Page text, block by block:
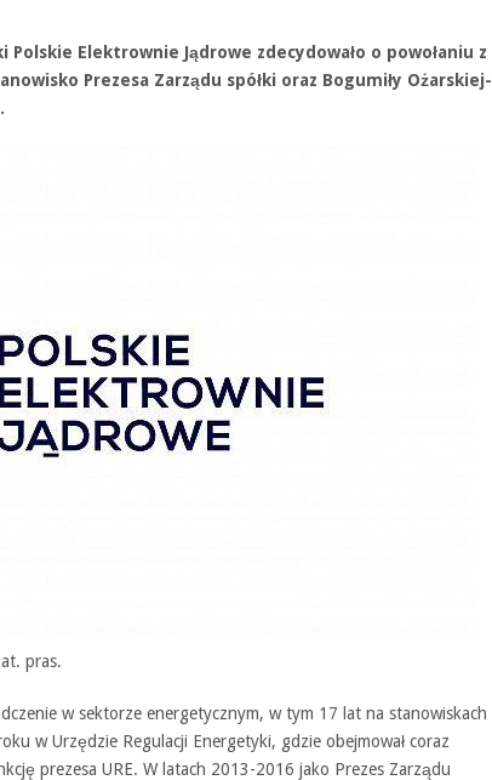
Elektrownie Jądrowe zdecydowało o powołaniu z
Prezesa Zarządu spółki oraz Bogumiły Ożarskiej-
pras.
w sektorze energetycznym, w tym 17 lat na stanowiskach
w Urzędzie Regulacji Energetyki, gdzie obejmował coraz
prezesa URE. W latach 2013-2016 jako Prezes Zarządu